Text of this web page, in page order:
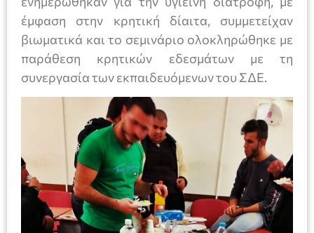
έμφαση στην κρητική δίαιτα, συμμετείχαν
βιωματικά και το σεμινάριο ολοκληρώθηκε με
παράθεση κρητικών εδεσμάτων με τη
συνεργασία των εκπαιδευόμενων του ΣΔΕ.